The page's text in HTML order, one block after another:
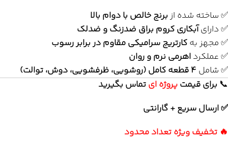
✅ ساخته شده از برنج خالص با دوام بالا
✅ دارایآبکاری کروم براق ضدزنگ و ضدلک
✅ مجهز بهکارتریج سرامیکی مقاوم در برابر رسوب
✅ عملکرداهرمی نرم و روان
✅ شامل ۴ قطعه کامل (روشویی، ظرفشویی، دوش، توالت)
📞 برایقیمتپروژه ایتماس بگیرید
✅ ارسال سریع + گارانتی
🔥 تخفیف ویژه تعداد محدود